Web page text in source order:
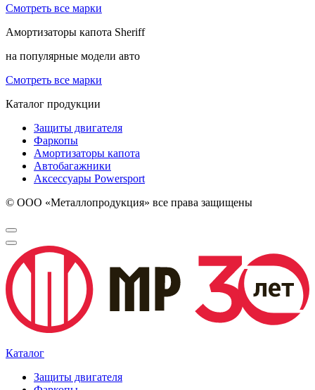
Смотреть все марки
Амортизаторы капота Sheriff
на популярные модели авто
Смотреть все марки
Каталог продукции
Защиты двигателя
Фаркопы
Амортизаторы капота
Автобагажники
Аксессуары Powersport
© ООО «Металлопродукция» все права защищены
Каталог
Защиты двигателя